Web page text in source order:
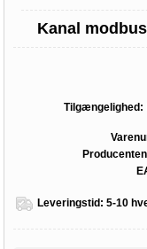
Kanal
Tilgængelighed:
Leveringstid: 5-10